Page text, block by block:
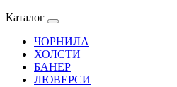
Каталог
ЧОРНИЛА
ХОЛСТИ
БАНЕР
ЛЮВЕРСИ